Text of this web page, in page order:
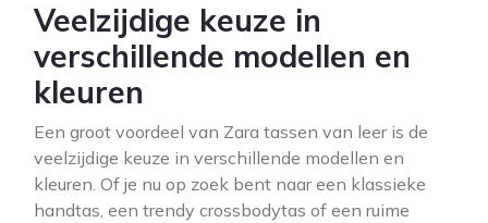
Veelzijdige keuze in
verschillende modellen en
kleuren
Een groot voordeel van Zara tassen van leer is de
veelzijdige keuze in verschillende modellen en
kleuren. Of je nu op zoek bent naar een klassieke
handtas, een trendy crossbodytas of een ruime